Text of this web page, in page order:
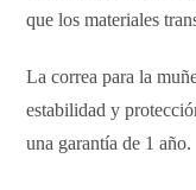
que los materiales
La correa para la
estabilidad y
una garantía de 1 año.